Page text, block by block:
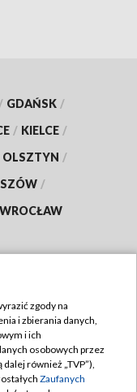
/ GDAŃSK /
/ KIELCE /
OLSZTYN /
/
WROCŁAW
zgody na
i zbierania danych,
i ich
osobowych przez
również „TVP”),
Zaufanych